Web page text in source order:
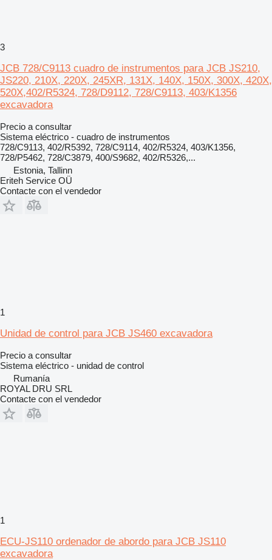
3
JCB 728/C9113 cuadro de instrumentos para JCB JS210,
JS220, 210X, 220X, 245XR, 131X, 140X, 150X, 300X, 420X,
520X,402/R5324, 728/D9112, 728/C9113, 403/K1356
excavadora
Precio a consultar
Sistema eléctrico - cuadro de instrumentos
728/C9113, 402/R5392, 728/C9114, 402/R5324, 403/K1356,
728/P5462, 728/C3879, 400/S9682, 402/R5326,...
Estonia, Tallinn
Eriteh Service OÜ
Contacte con el vendedor
1
Unidad de control para JCB JS460 excavadora
Precio a consultar
Sistema eléctrico - unidad de control
Rumanía
ROYAL DRU SRL
Contacte con el vendedor
1
ECU-JS110 ordenador de abordo para JCB JS110
excavadora